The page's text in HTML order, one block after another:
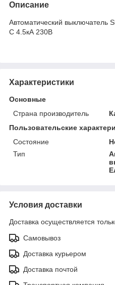
Описание
Автоматический выключатель
С 4.5кА 230В
Характеристики
Основные
Страна производитель
Пользовательские
Состояние
Тип
Условия доставки
Доставка осуществляется
Самовывоз
Доставка курьером
Доставка почтой